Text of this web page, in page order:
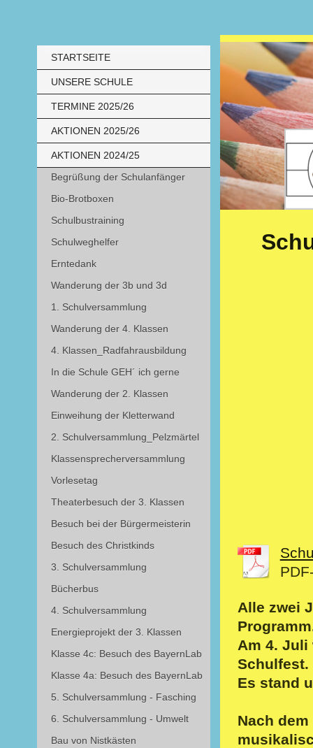
Alle zwei
Am 4. Juli
Schulfest.
Es stand
Nach
STARTSEITE
UNSERE SCHULE
TERMINE 2025/26
AKTIONEN 2025/26
AKTIONEN 2024/25
Begrüßung der Schulanfänger
Bio-Brotboxen
Schulbustraining
Schulweghelfer
Erntedank
Wanderung der 3b und 3d
1. Schulversammlung
Wanderung der 4. Klassen
4. Klassen_Radfahrausbildung
In die Schule GEH´ ich gerne
Wanderung der 2. Klassen
Einweihung der Kletterwand
2. Schulversammlung_Pelzmärtel
Klassensprecherversammlung
Vorlesetag
Theaterbesuch der 3. Klassen
Besuch bei der Bürgermeisterin
Besuch des Christkinds
3. Schulversammlung
Bücherbus
4. Schulversammlung
Energieprojekt der 3. Klassen
Klasse 4c: Besuch des BayernLab
Klasse 4a: Besuch des BayernLab
5. Schulversammlung - Fasching
6. Schulversammlung - Umwelt
Bau von Nistkästen